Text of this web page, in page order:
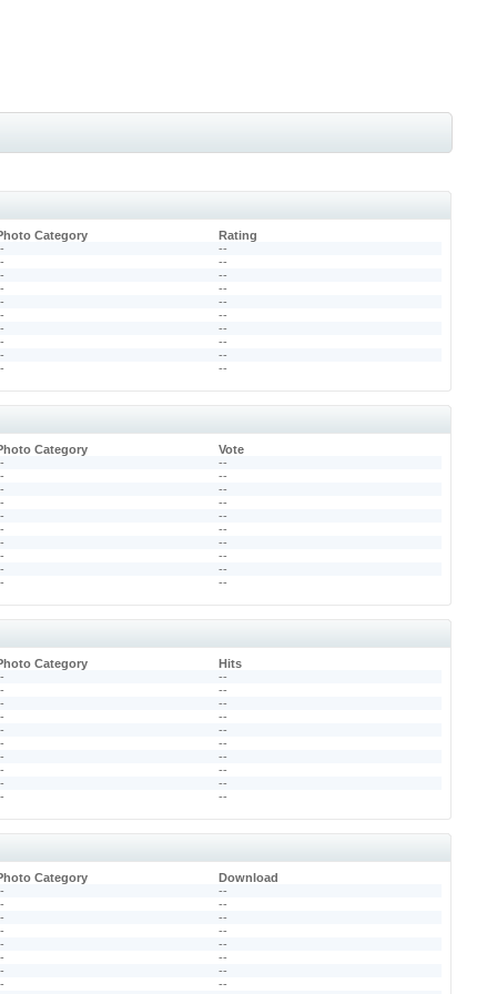
Category
Rating
--
--
--
--
--
--
--
--
--
--
Category
Vote
--
--
--
--
--
--
--
--
--
--
Category
Hits
--
--
--
--
--
--
--
--
--
--
Category
Download
--
--
--
--
--
--
--
--